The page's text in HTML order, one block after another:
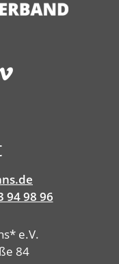
94 98 96
e.V.
84